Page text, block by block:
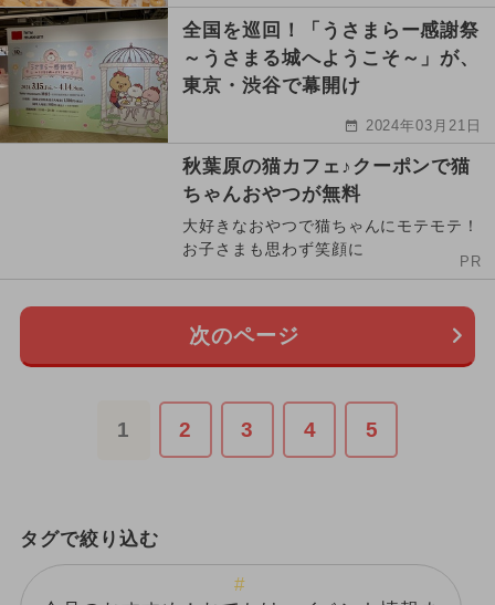
全国を巡回！「うさまらー感謝祭
～うさまる城へようこそ～」が、
東京・渋谷で幕開け
2024年03月21日
秋葉原の猫カフェ♪クーポンで猫
ちゃんおやつが無料
大好きなおやつで猫ちゃんにモテモテ！
お子さまも思わず笑顔に
PR
次のページ
1 2 3 4 5
タグで絞り込む